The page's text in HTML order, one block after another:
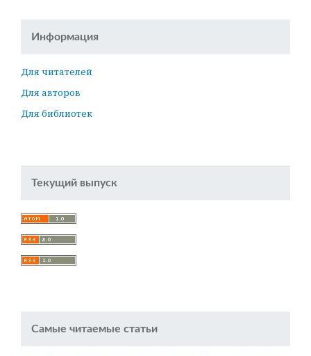
Информация
Для читателей
Для авторов
Для библиотек
Текущий выпуск
Самые читаемые статьи